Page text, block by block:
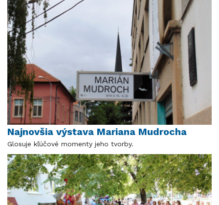
Najnovšia výstava Mariana Mudrocha
Glosuje kľúčové momenty jeho tvorby.